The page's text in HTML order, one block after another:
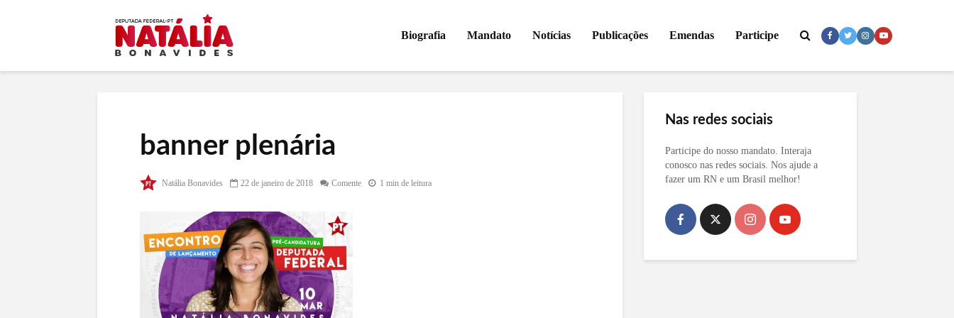
Biografia Mandato Notícias Publicações Emendas Participe
banner plenária
Natália Bonavides 22 de janeiro de 2018 Comente 1 min de leitura
Nas redes sociais
Participe do nosso mandato. Interaja
conosco nas redes sociais. Nos ajude a
fazer um RN e um Brasil melhor!